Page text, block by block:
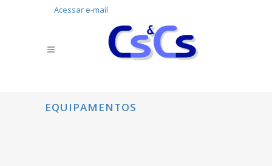
Acessar e-mail
EQUIPAMENTOS